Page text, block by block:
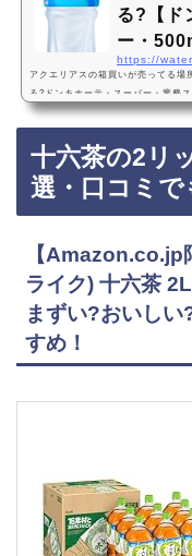
る?【ド
ー・
https://
アクエリアスの箱買いが売ってる場
る?ドンキホーテ・スーパー・業務
n・楽天・売ってない? 500ml・24
パー、業務スーパー、ホームセンタ
で、Amazonや楽天でもアクエリア
箱買いのおすすめ3選・口コミでも
十六茶の2リ
選・口コミで
【Amazon.co.jp
ライク) 十六茶
まずい?おいし
すめ！